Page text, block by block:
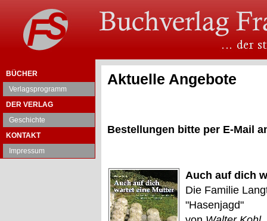
BÜCHER
Verlagsprogramm
DER VERLAG
Geschichte
KONTAKT
Impressum
Aktuelle Angebote
Bestellungen bitte per E-Mail
Auch auf dich
Die Familie
"Hasenjagd"